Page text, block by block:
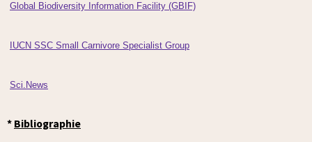
Global Biodiversity Information Facility (GBIF)
IUCN SSC Small Carnivore Specialist Group
Sci.News
* Bibliographie